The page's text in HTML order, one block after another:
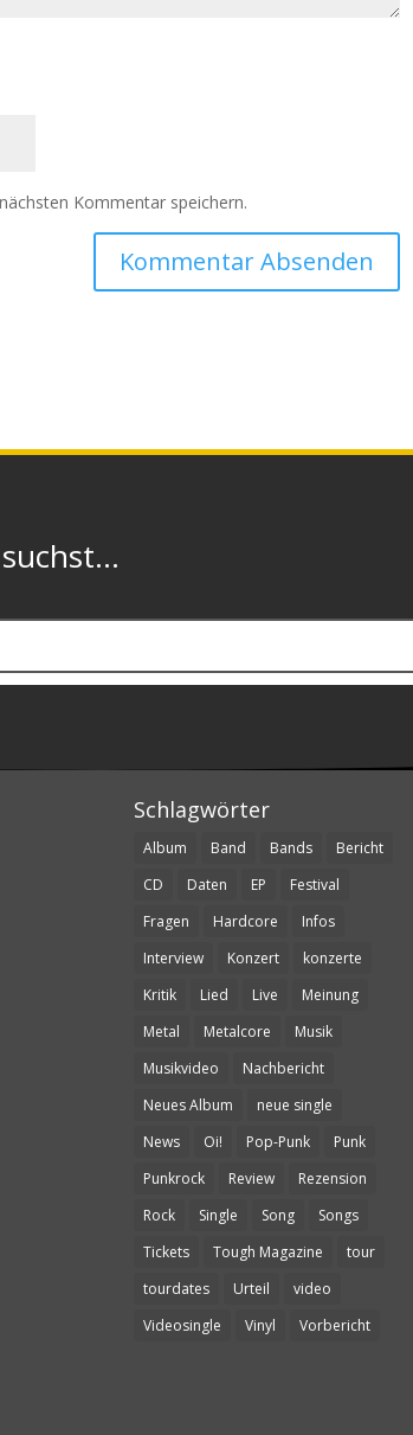
Kommentar speichern.
Schlagwörter
Album Band Bands
Bericht
CD
Daten EP
Festival
Fragen
Hardcore
Infos
Interview
Konzert
konzerte
Kritik
Lied Live
Meinung
Metal
Metalcore
Musik
Musikvideo
Nachbericht
Neues Album
neue single
News
Oi! Pop-Punk
Punk
Punkrock
Review
Rezension
Rock
Single Song
Songs
Tickets
Tough Magazine
tour
tourdates
Urteil
video
Videosingle
Vinyl Vorbericht